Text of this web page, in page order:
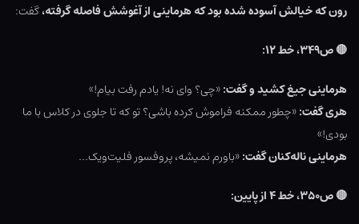
رون که خیالش آسوده شده بود که هرماینی از آغوشش فاصله گرفته،گفت:
🔴ص۳۴۹، خط ۱۲:
هرماینی جیغ کشید و گفت:«چی؟ وای نه! یادم رفت بیام!»
هری گفت:«چطور ممکنه فراموش کرده باشی؟ تو که تا جلوی در کلاس با ما
بودی!»
هرماینی ناله‌کنان گفت:«باورم نمیشه، پروفسور فلیت‌ویک…
🔴ص۳۵۰، خط ۴ از پایین: